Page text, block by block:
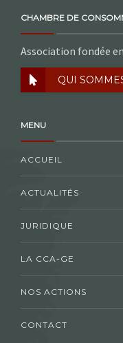
CHAMBRE DE
Association fondée
QUI
MENU
ACCUEIL
ACTUALITÉS
JURIDIQUE
LA CCA-GE
NOS ACTIONS
CONTACT